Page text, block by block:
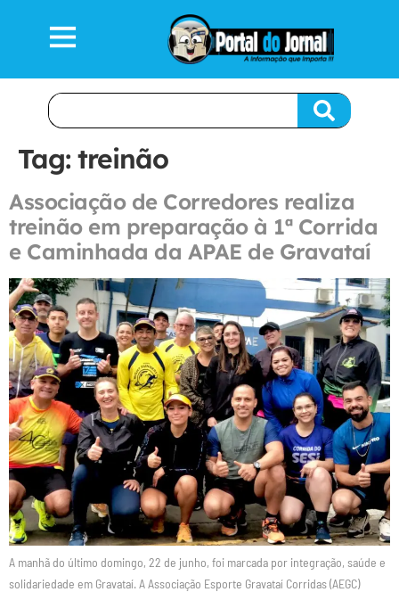
Tag: treinão
Associação de Corredores realiza
treinão em preparação à 1ª Corrida
e Caminhada da APAE de Gravataí
A manhã do último domingo, 22 de junho, foi marcada por integração, saúde e
solidariedade em Gravataí. A Associação Esporte Gravataí Corridas (AEGC)